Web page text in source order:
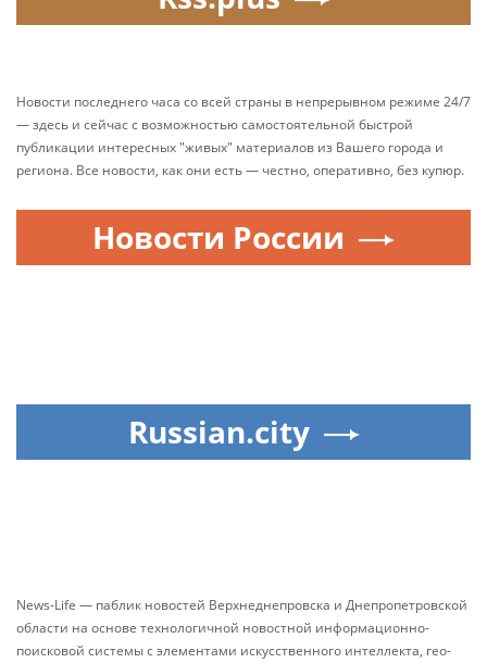
Новости последнего часа со всей страны в непрерывном режиме 24/7
— здесь и сейчас с возможностью самостоятельной быстрой
публикации интересных "живых" материалов из Вашего города и
региона. Все новости, как они есть — честно, оперативно, без купюр.
Новости России
Russian.city
News-Life — паблик новостей Верхнеднепровска и Днепропетровской
области на основе технологичной новостной информационно-
поисковой системы с элементами искусственного интеллекта, гео-